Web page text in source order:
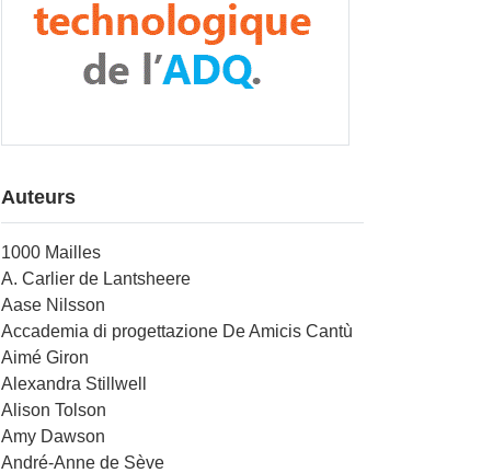
Auteurs
1000 Mailles
A. Carlier de Lantsheere
Aase Nilsson
Accademia di progettazione De Amicis Cantù
Aimé Giron
Alexandra Stillwell
Alison Tolson
Amy Dawson
André-Anne de Sève